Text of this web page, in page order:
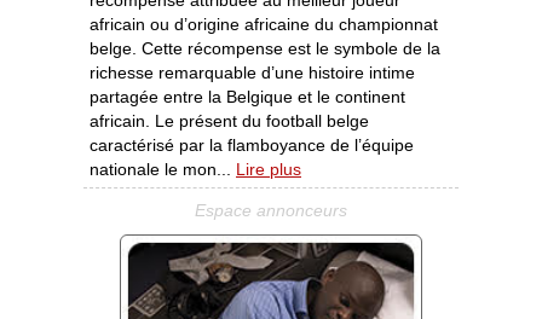
africain ou d’origine africaine du championnat
belge. Cette récompense est le symbole de la
richesse remarquable d’une histoire intime
partagée entre la Belgique et le continent
africain. Le présent du football belge
caractérisé par la flamboyance de l’équipe
nationale le mon... Lire plus
Espace annonceurs